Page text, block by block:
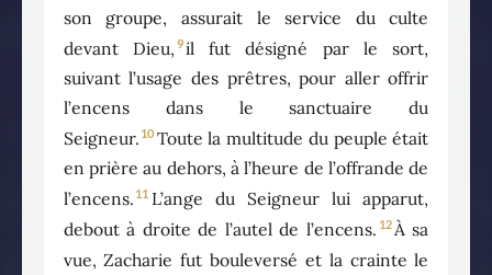
son groupe, assurait le service du culte
devant Dieu, 9il fut désigné par le sort,
suivant l’usage des prêtres, pour aller offrir
l’encens dans le sanctuaire du
Seigneur. 10 Toute la multitude du peuple était
en prière au dehors, à l’heure de l’offrande de
l’encens. 11 L’ange du Seigneur lui apparut,
debout à droite de l’autel de l’encens. 12À sa
vue, Zacharie fut bouleversé et la crainte le